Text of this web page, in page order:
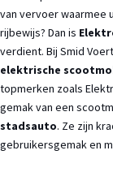
van vervoer waarmee
rijbewijs? Dan is
verdient. Bij Smid
elektrische
topmerken zoals
gemak van een
stadsauto. Ze zijn
gebruikersgemak en